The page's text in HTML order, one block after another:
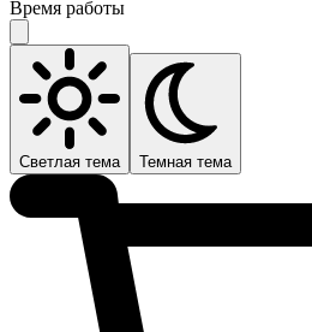
Время работы
Светлая тема Темная тема